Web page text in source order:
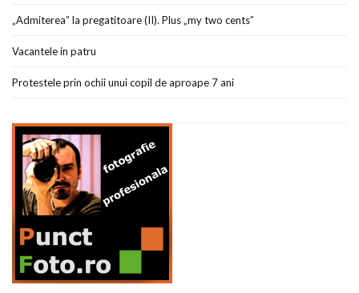
„Admiterea” la pregatitoare (II). Plus „my two cents”
Vacantele in patru
Protestele prin ochii unui copil de aproape 7 ani